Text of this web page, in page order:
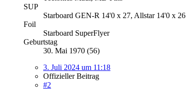
SUP
Starboard GEN-R 14'0 x 27, Allstar 14'0 x 26
Foil
Starboard SuperFlyer
Geburtstag
30. Mai 1970 (56)
3. Juli 2024 um 11:18
Offizieller Beitrag
#2